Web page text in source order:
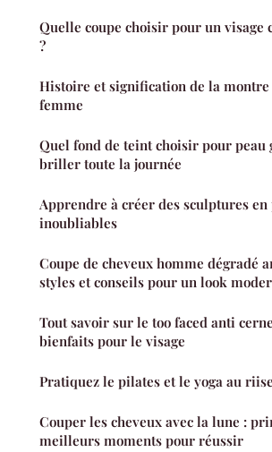
Quelle coupe choisir pour un visage
?
Histoire et signification de la
femme
Quel fond de teint choisir pour peau
briller toute la journée
Apprendre à créer des sculptures en
inoubliables
Coupe de cheveux homme dégradé
styles et conseils pour un look
Tout savoir sur le too faced anti
bienfaits pour le visage
Pratiquez le pilates et le yoga au
Couper les cheveux avec la lune :
meilleurs moments pour réussir